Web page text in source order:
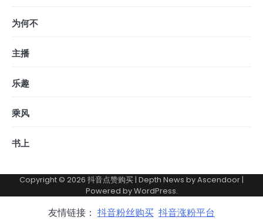
为何不
主播
乐趣
乘风
书上
Copyright © 2026 抖音点赞购买| Depth News byAscendoor|
Powered byWordPress.
友情链接： 抖音粉丝购买 抖音涨粉平台